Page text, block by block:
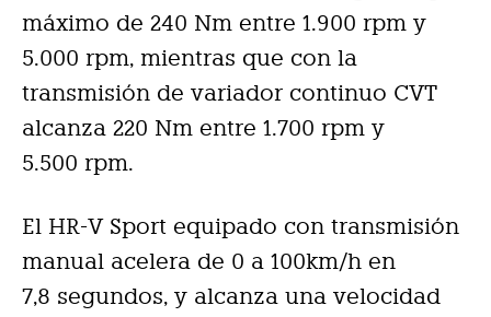
máximo de 240 Nm entre 1.900 rpm y
5.000 rpm, mientras que con la
transmisión de variador continuo CVT
alcanza 220 Nm entre 1.700 rpm y
5.500 rpm.
El HR-V Sport equipado con transmisión
manual acelera de 0 a 100km/h en
7,8 segundos, y alcanza una velocidad